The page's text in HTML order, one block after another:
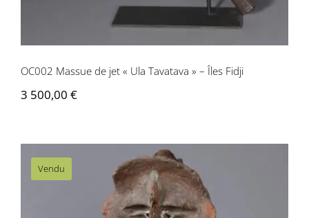
OC002 Massue de jet « Ula Tavatava » – Îles Fidji
3 500,00 €
Vendu